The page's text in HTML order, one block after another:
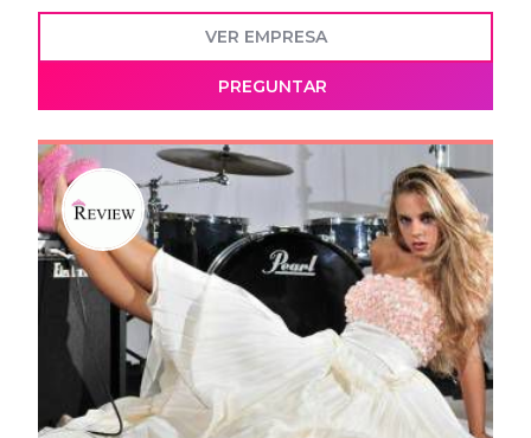
VER EMPRESA
PREGUNTAR